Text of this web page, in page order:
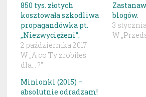
850 tys. złotych
kosztowała szkodliwa
propagandówka pt.
„Niezwyciężeni”.
2 października 2017
W „A co Ty zrobiłeś
dla... ?"
blogów.
3
W
Minionki (2015) –
absolutnie odradzam!